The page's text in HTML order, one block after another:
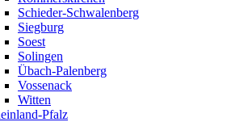
Schieder-Schwalenberg
Siegburg
Soest
Solingen
Übach-Palenberg
Vossenack
Witten
Pfalz